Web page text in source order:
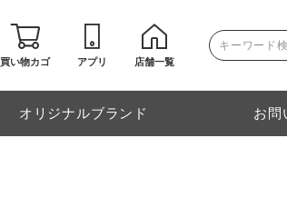
買い物カゴ アプリ 店舗一覧
オリジナルブランド お問